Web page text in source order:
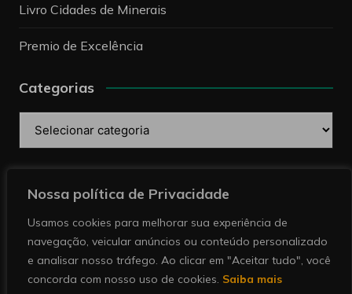
Nossa política de Privacidade
Usamos cookies para melhorar sua experiência de
navegação, veicular anúncios ou conteúdo personalizado
e analisar nosso tráfego. Ao clicar em "Aceitar tudo", você
concorda com nosso uso de cookies. Saiba mais
Livro Cidades de Minerais
Premio de Excelência
Categorias